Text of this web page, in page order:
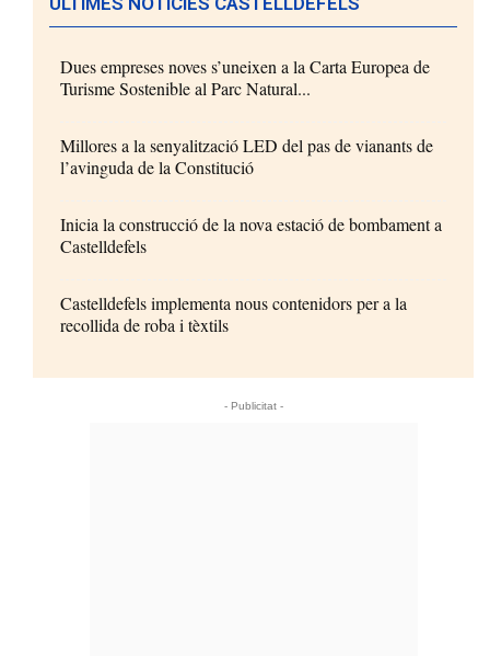
Dues empreses noves s’uneixen a la Carta Europea de
Turisme Sostenible al Parc Natural...
Millores a la senyalització LED del pas de vianants de
l’avinguda de la Constitució
Inicia la construcció de la nova estació de bombament a
Castelldefels
Castelldefels implementa nous contenidors per a la
recollida de roba i tèxtils
- Publicitat -